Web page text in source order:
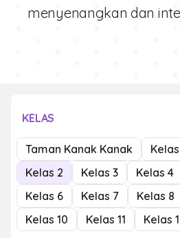
menyenangkan dan
KELAS
Taman Kanak Kanak
Kelas
Kelas 2
Kelas 3 Kelas 4
Kelas 6
Kelas 7 Kelas 8
Kelas 10
Kelas 11 Kelas